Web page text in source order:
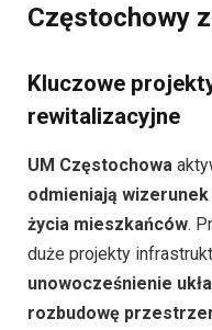
Częstochowy
Kluczowe
rewitalizacyjne
UM Częstochowa
odmieniają
życia mieszkańców.
duże projekty
unowocześnienie
rozbudowę